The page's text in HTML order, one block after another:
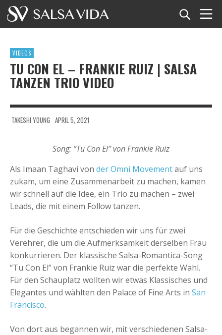
Veranstaltungen
Nachrichten
Artikel
Shop
TuneTempo
+ Event hinzufügen
VIDEOS
TU CON EL – FRANKIE RUIZ | SALSA
TANZEN TRIO VIDEO
TAKESHI YOUNG APRIL 5, 2021
Song: “Tu Con El” von Frankie Ruiz
Als Imaan Taghavi von der Omni Movementauf uns
zukam, um eine Zusammenarbeit zu machen, kamen
wir schnell auf die Idee, ein Trio zu machen – zwei
Leads, die mit einem Follow tanzen.
Für die Geschichte entschieden wir uns für zwei
Verehrer, die um die Aufmerksamkeit derselben Frau
konkurrieren. Der klassische Salsa-Romantica-Song
“Tu Con El” von Frankie Ruiz war die perfekte Wahl.
Für den Schauplatz wollten wir etwas Klassisches und
Elegantes und wählten den Palace of Fine Arts in San
Francisco.
Von dort aus begannen wir, mit verschiedenen Salsa-